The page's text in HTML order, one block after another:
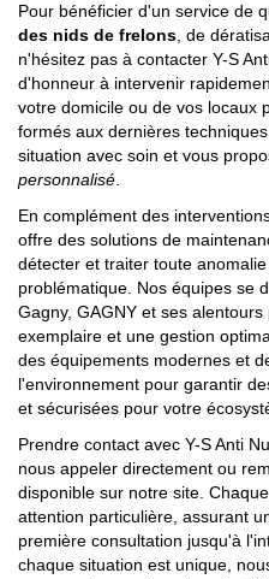
Pour bénéficier d'un service de
des nids de frelons, de
n'hésitez pas à contacter Y-S
d'honneur à intervenir
votre domicile ou de vos locaux
formés aux dernières
situation avec soin et vous
personnalisé.
En complément des
offre des solutions de
détecter et traiter toute
problématique. Nos équipes se
Gagny, GAGNY et ses
exemplaire et une gestion
des équipements modernes et
l'environnement pour garantir
et sécurisées pour votre
Prendre contact avec Y-S Anti
nous appeler directement ou
disponible sur notre site.
attention particulière, assurant
première consultation jusqu'à
chaque situation est unique,